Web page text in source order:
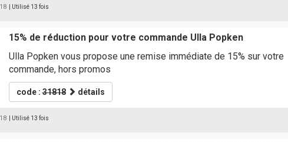
| Utilisé 13 fois
15% de réduction pour votre commande Ulla Popken
Ulla Popken vous propose une remise immédiate de 15% sur votre
commande, hors promos
code :31818 détails
| Utilisé 13 fois